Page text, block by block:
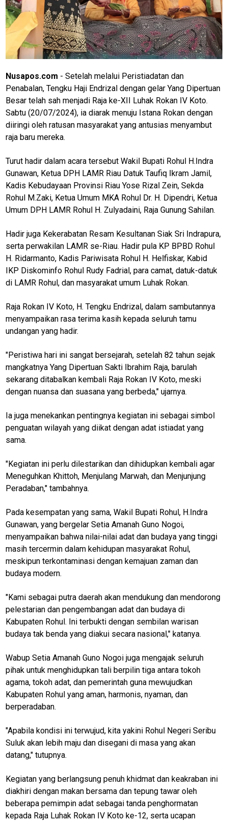
Nusapos.com - Setelah melalui Peristiadatan dan
Penabalan, Tengku Haji Endrizal dengan gelar Yang Dipertuan
Besar telah sah menjadi Raja ke-XII Luhak Rokan IV Koto.
Sabtu (20/07/2024), ia diarak menuju Istana Rokan dengan
diiringi oleh ratusan masyarakat yang antusias menyambut
raja baru mereka.
Turut hadir dalam acara tersebut Wakil Bupati Rohul H.Indra
Gunawan, Ketua DPH LAMR Riau Datuk Taufiq Ikram Jamil,
Kadis Kebudayaan Provinsi Riau Yose Rizal Zein, Sekda
Rohul M.Zaki, Ketua Umum MKA Rohul Dr. H. Dipendri, Ketua
Umum DPH LAMR Rohul H. Zulyadaini, Raja Gunung Sahilan.
Hadir juga Kekerabatan Resam Kesultanan Siak Sri Indrapura,
serta perwakilan LAMR se-Riau. Hadir pula KP BPBD Rohul
H. Ridarmanto, Kadis Pariwisata Rohul H. Helfiskar, Kabid
IKP Diskominfo Rohul Rudy Fadrial, para camat, datuk-datuk
di LAMR Rohul, dan masyarakat umum Luhak Rokan.
Raja Rokan IV Koto, H. Tengku Endrizal, dalam sambutannya
menyampaikan rasa terima kasih kepada seluruh tamu
undangan yang hadir.
"Peristiwa hari ini sangat bersejarah, setelah 82 tahun sejak
mangkatnya Yang Dipertuan Sakti Ibrahim Raja, barulah
sekarang ditabalkan kembali Raja Rokan IV Koto, meski
dengan nuansa dan suasana yang berbeda," ujarnya.
Ia juga menekankan pentingnya kegiatan ini sebagai simbol
penguatan wilayah yang diikat dengan adat istiadat yang
sama.
"Kegiatan ini perlu dilestarikan dan dihidupkan kembali agar
Meneguhkan Khittoh, Menjulang Marwah, dan Menjunjung
Peradaban," tambahnya.
Pada kesempatan yang sama, Wakil Bupati Rohul, H.Indra
Gunawan, yang bergelar Setia Amanah Guno Nogoi,
menyampaikan bahwa nilai-nilai adat dan budaya yang tinggi
masih tercermin dalam kehidupan masyarakat Rohul,
meskipun terkontaminasi dengan kemajuan zaman dan
budaya modern.
"Kami sebagai putra daerah akan mendukung dan mendorong
pelestarian dan pengembangan adat dan budaya di
Kabupaten Rohul. Ini terbukti dengan sembilan warisan
budaya tak benda yang diakui secara nasional," katanya.
Wabup Setia Amanah Guno Nogoi juga mengajak seluruh
pihak untuk menghidupkan tali berpilin tiga antara tokoh
agama, tokoh adat, dan pemerintah guna mewujudkan
Kabupaten Rohul yang aman, harmonis, nyaman, dan
berperadaban.
"Apabila kondisi ini terwujud, kita yakini Rohul Negeri Seribu
Suluk akan lebih maju dan disegani di masa yang akan
datang," tutupnya.
Kegiatan yang berlangsung penuh khidmat dan keakraban ini
diakhiri dengan makan bersama dan tepung tawar oleh
beberapa pemimpin adat sebagai tanda penghormatan
kepada Raja Luhak Rokan IV Koto ke-12, serta ucapan
M
N
Home
rokan hulu
N
W
jawabarat
Money
Liputan
Real
Guide
Cat
Food
Lifestyle
Review
Pinjol
SourceCode